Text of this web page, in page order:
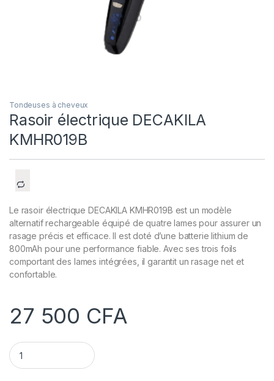
Tondeuses à cheveux
Rasoir électrique DECAKILA
KMHR019B
Le rasoir électrique DECAKILA KMHR019B est un modèle
alternatif rechargeable équipé de quatre lames pour assurer un
rasage précis et efficace. Il est doté d’une batterie lithium de
800mAh pour une performance fiable. Avec ses trois foils
comportant des lames intégrées, il garantit un rasage net et
confortable.
27 500 CFA
Rasoir électrique DECAKILA KMHR019B quantity